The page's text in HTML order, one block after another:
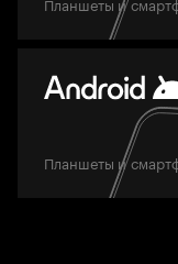
Планшеты и